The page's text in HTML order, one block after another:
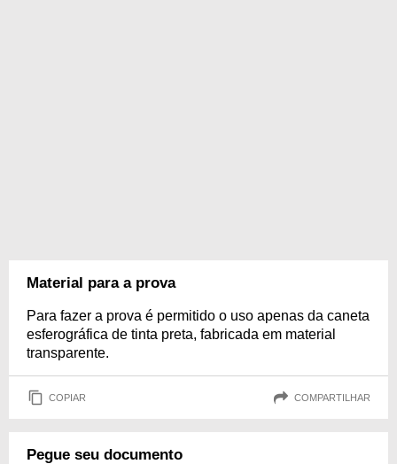
Material para a prova
Para fazer a prova é permitido o uso apenas da caneta
esferográfica de tinta preta, fabricada em material
transparente.
COPIAR COMPARTILHAR
Pegue seu documento